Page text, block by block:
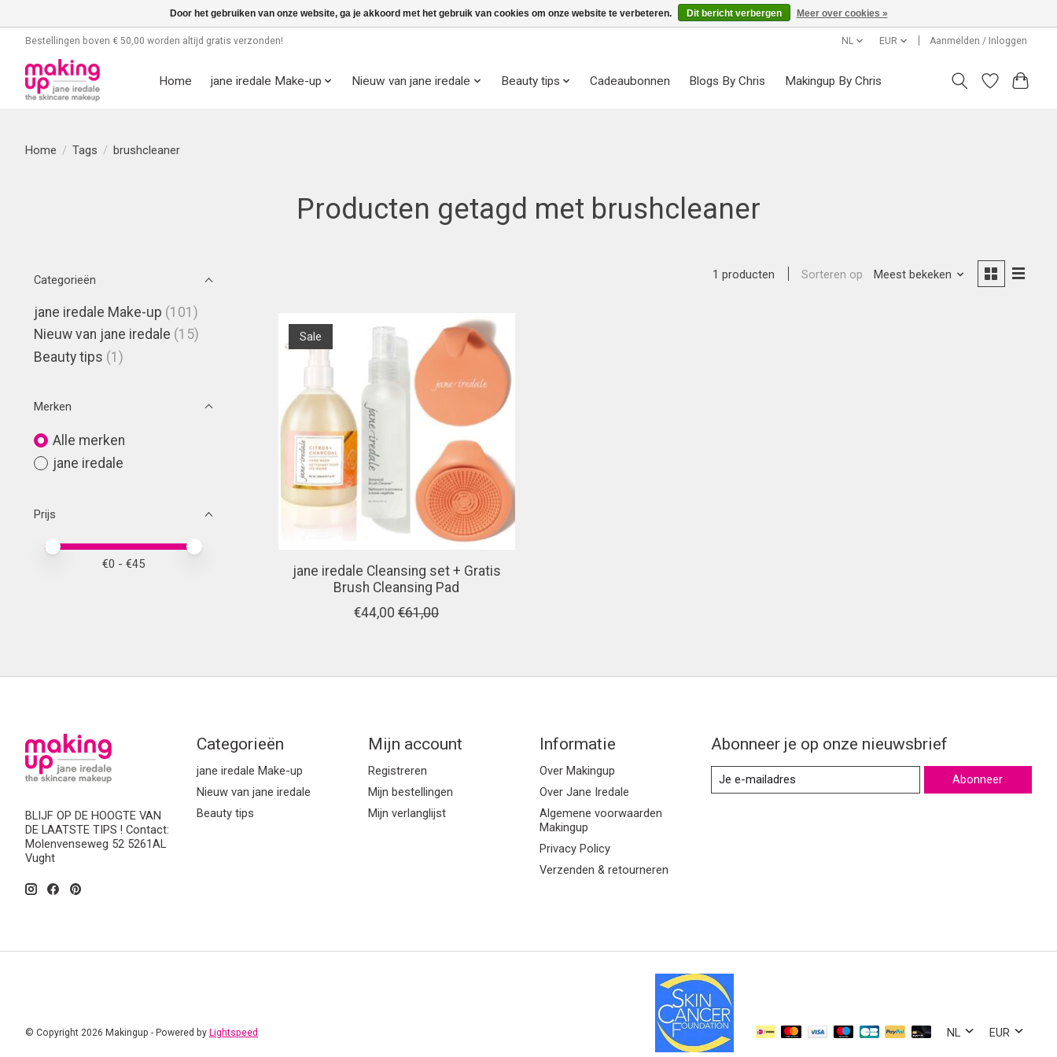
Bestellingen boven € 50,00 worden altijd gratis verzonden! NL EUR Aanmelden / Inloggen
Home jane iredale Make-up Nieuw van jane iredale Beauty tips Cadeaubonnen Blogs By Chris Makingup By Chris
Home / Tags / brushcleaner
Producten getagd met brushcleaner
Categorieën
jane iredale Make-up (101)
Nieuw van jane iredale (15)
Beauty tips (1)
Merken
Alle merken
jane iredale
Prijs
Minimale prijswaarde
Price maximum value
€0 - €45
1 producten Sorteren op Meest bekeken
Sale
jane iredale Cleansing set + Gratis
Brush Cleansing Pad
€44,00 €61,00
BLIJF OP DE HOOGTE VAN
DE LAATSTE TIPS ! Contact:
Molenvenseweg 52 5261AL
Vught
Categorieën
jane iredale Make-up
Nieuw van jane iredale
Beauty tips
Mijn account
Registreren
Mijn bestellingen
Mijn verlanglijst
Informatie
Over Makingup
Over Jane Iredale
Algemene voorwaarden
Makingup
Privacy Policy
Verzenden & retourneren
Abonneer je op onze nieuwsbrief
Abonneer
© Copyright 2026 Makingup - Powered by Lightspeed NL EUR
Door het gebruiken van onze website, ga je akkoord met het gebruik van cookies om onze website te verbeteren. Dit bericht verbergen Meer over cookies »